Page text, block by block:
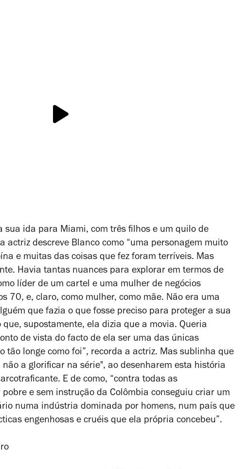
sua ida para Miami, com três filhos e um quilo de
actriz descreve Blanco como “uma personagem muito
e muitas das coisas que fez foram terríveis. Mas
Havia tantas nuances para explorar em termos de
líder de um cartel e uma mulher de negócios
70, e, claro, como mulher, como mãe. Não era uma
que fazia o que fosse preciso para proteger a sua
supostamente, ela dizia que a movia. Queria
de vista do facto de ela ser uma das únicas
tão longe como foi”, recorda a actriz. Mas sublinha que
a glorificar na série", ao desenharem esta história
E de como, “contra todas as
e sem instrução da Colômbia conseguiu criar um
numa indústria dominada por homens, num país que
engenhosas e cruéis que ela própria concebeu”.